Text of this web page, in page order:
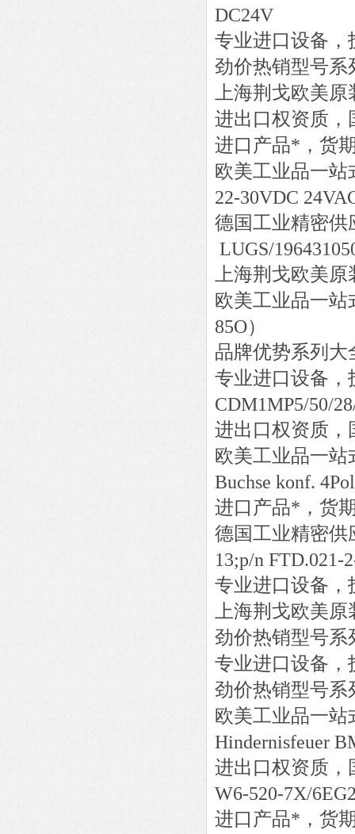
DC24V
专业进口设备，
劲价热销型号系
上海荆戈欧美
进出口权资质，
进口产品*，货
欧美工业品一
22-30VDC
德国工业精密供
LUGS/
上海荆戈欧美
欧美工业品一
85O）
品牌优势系列大
专业进口设备，
CDM1MP5/50/
进出口权资质，
欧美工业品一
Buchse konf.
进口产品*，货
德国工业精密供
13;p/n FTD.021-
专业进口设备，
上海荆戈欧美
劲价热销型号系
专业进口设备，
劲价热销型号系
欧美工业品一
Hindernisfeuer
进出口权资质，
W6-520-7X/
进口产品*，货